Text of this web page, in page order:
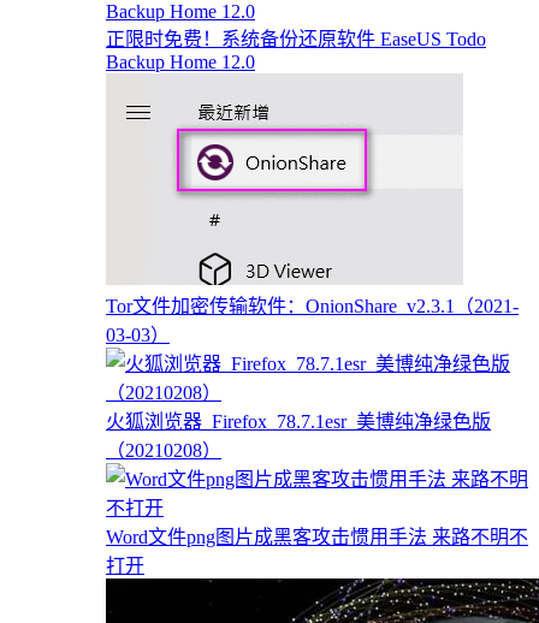
正限时免费！系统备份还原软件 EaseUS Todo
Backup Home 12.0
Tor文件加密传输软件：OnionShare_v2.3.1（2021-
03-03）
火狐浏览器_Firefox_78.7.1esr_美博纯净绿色版
（20210208）
Word文件png图片成黑客攻击惯用手法 来路不明不
打开